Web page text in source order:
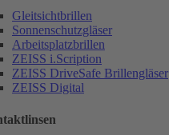
Gleitsichtbrillen
Sonnenschutzgläser
Arbeitsplatzbrillen
ZEISS i.Scription
ZEISS DriveSafe Brillengläser
ZEISS Digital